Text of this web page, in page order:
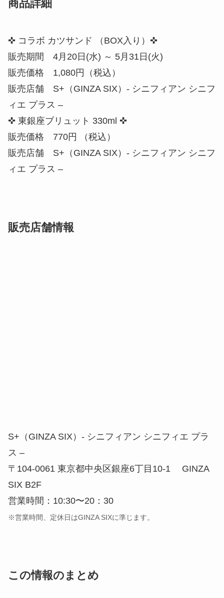
商品詳細
✜ コラボ カツサンド （BOX入り）✜
販売期間 4月20日(水) ～ 5月31日(火)
販売価格 1,080円（税込）
販売店舗 S+（GINZA SIX）- シニフィアン シニフ
ィエ プラス –
✜ 東銀座ブリュット 330ml ✜
販売価格 770円 （税込）
販売店舗 S+（GINZA SIX）- シニフィアン シニフ
ィエ プラス –
販売店舗情報
S+（GINZA SIX）- シニフィアン シニフィエ プラ
ス –
〒104-0061 東京都中央区銀座6丁目10-1 GINZA
SIX B2F
営業時間：10:30〜20：30
※営業時間、定休日はGINZA SIXに準じます。
この情報のまとめ